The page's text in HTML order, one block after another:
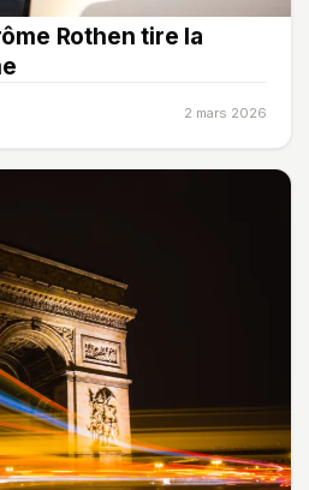
Rothen tire la
2 mars 2026